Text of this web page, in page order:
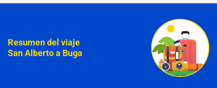
Resumen del viaje
San Alberto a Buga